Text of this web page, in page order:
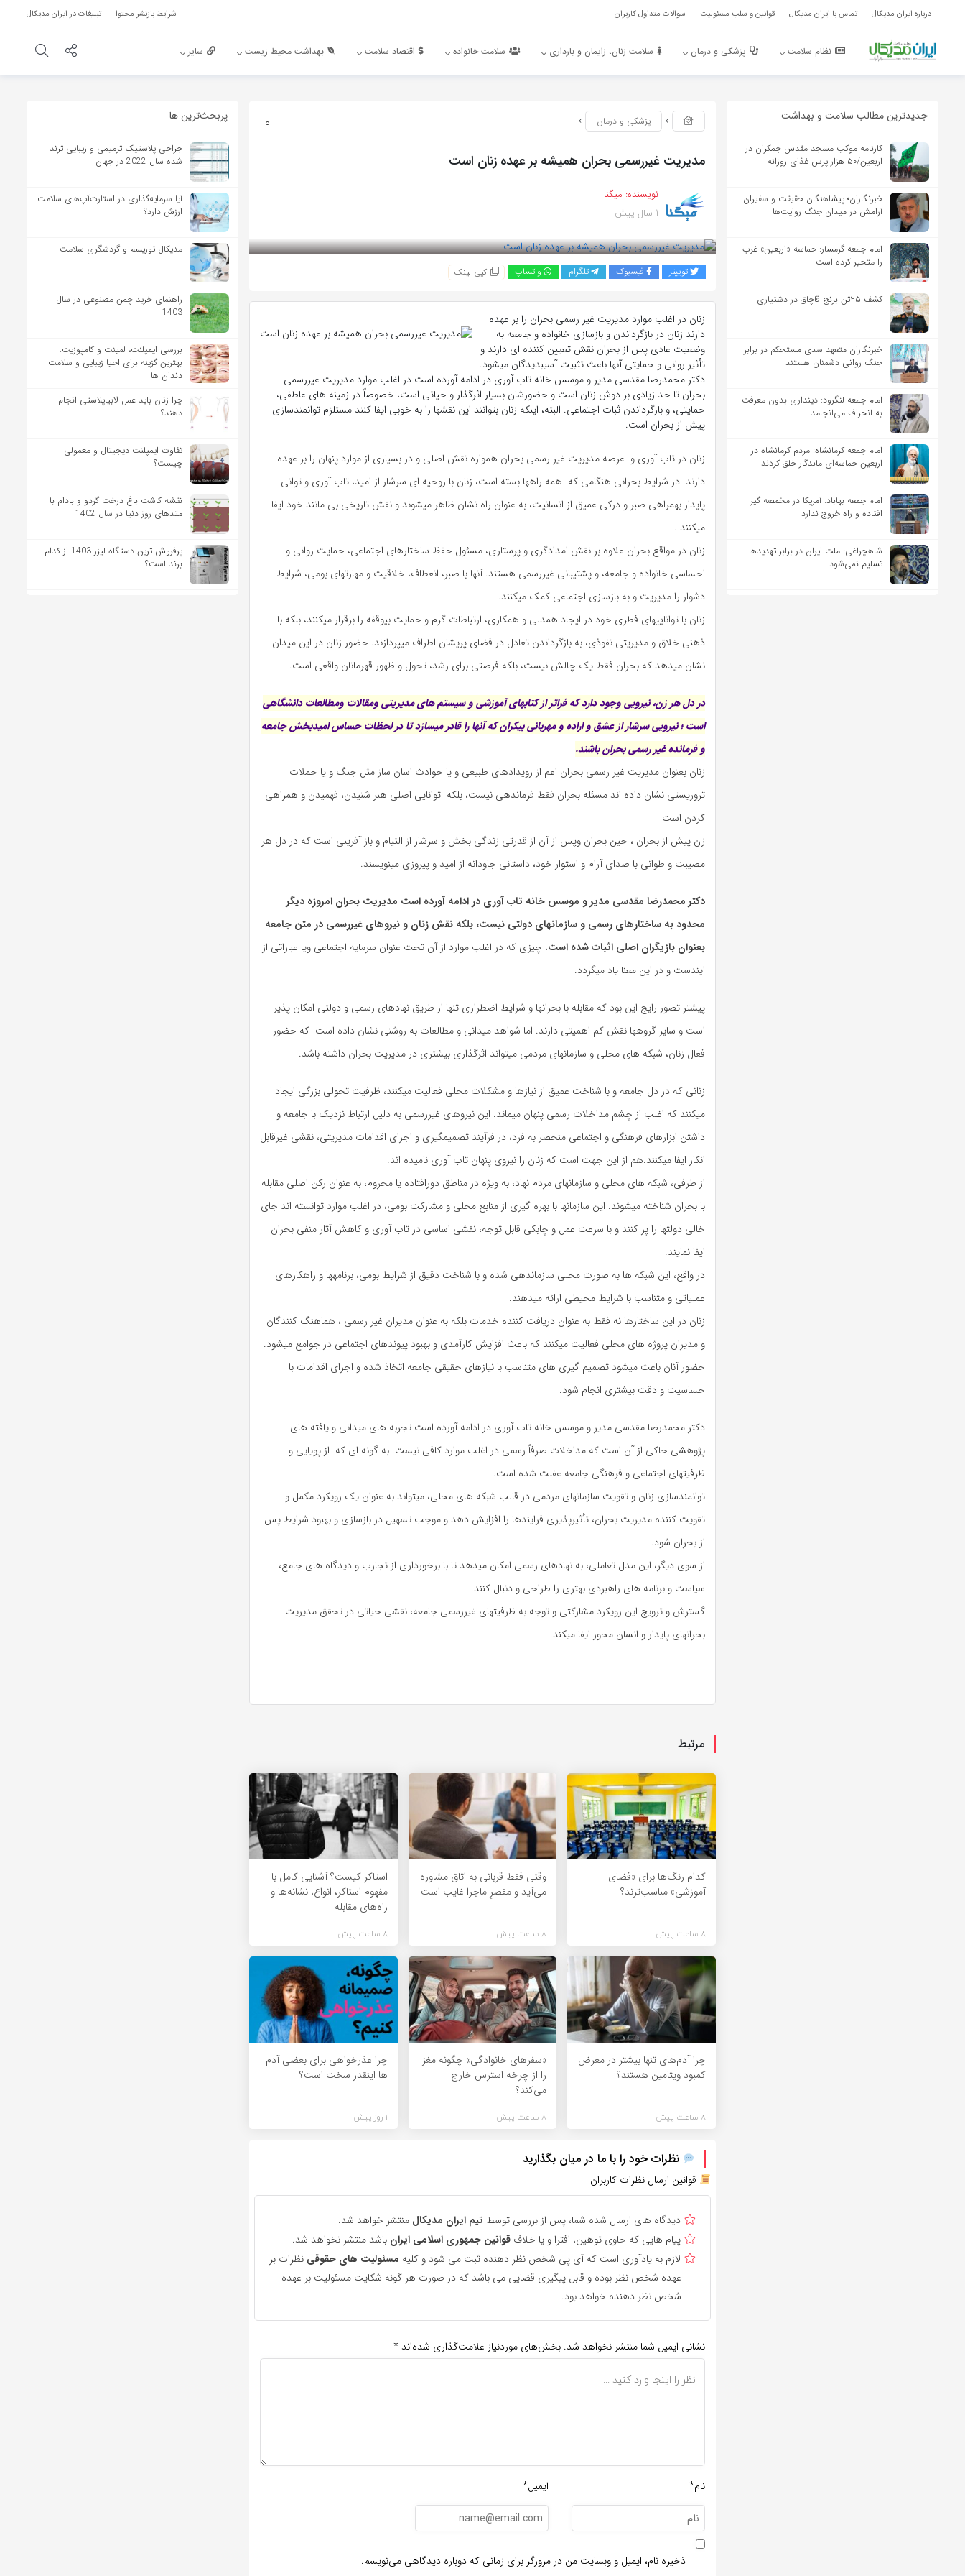
درباره ایران مدیکال تماس با ایران مدیکال قوانین و سلب مسئولیت سوالات متداول کاربران شرایط بازنشر محتوا تبلیغات در ایران مدیکال
نظام سلامت پزشکی و درمان سلامت زنان، زایمان و بارداری سلامت خانواده اقتصاد سلامت بهداشت محیط زیست سایر
جدیدترین مطالب سلامت و بهداشت
کارنامه موکب مسجد مقدس جمکران در
اربعین/۵۰ هزار پرس غذای روزانه
خبرنگاران؛ پیشاهنگان حقیقت و سفیران
آرامش در میدان جنگ روایت‌ها
امام جمعه گرمسار: حماسه «اربعین» غرب
را متحیر کرده است
کشف ۲۵تن برنج قاچاق در دشتیاری
خبرنگاران متعهد سدی مستحکم در برابر
جنگ روانی دشمنان هستند
امام جمعه لنگرود: دینداری بدون معرفت
به انحراف می‌انجامد
امام جمعه کرمانشاه: مردم کرمانشاه در
اربعین حماسه‌ای ماندگار خلق کردند
امام جمعه بهاباد: آمریکا در مخمصه گیر
افتاده و راه خروج ندارد
شاهچراغی: ملت ایران در برابر تهدیدها
تسلیم نمی‌شود
0 پزشکی و درمان
مدیریت غیررسمی بحران همیشه بر عهده زنان است
نویسنده: میگنا
1 سال پیش
توییتر فیسبوک تلگرام واتساپ کپی لینک
زنان در اغلب موارد مدیریت غیر رسمی بحران را بر عهده
دارند زنان در بازگرداندن و بازسازی خانواده و جامعه به
وضعیت عادی پس از بحران نقش تعیین کننده ای دارند و
تأثیر روانی و حمایتی آنها باعث تثبیت آسیبدیدگان میشود.
دکتر محمدرضا مقدسی مدیر و موسس خانه تاب آوری در ادامه آورده است در اغلب موارد مدیریت غیررسمی
بحران تا حد زیادی بر دوش زنان است و حضورشان بسیار اثرگذار و حیاتی است، خصوصاً در زمینه های عاطفی،
حمایتی، و بازگرداندن ثبات اجتماعی. البته، اینکه زنان بتوانند این نقشها را به خوبی ایفا کنند مستلزم توانمندسازی
پیش از بحران است.
زنان در تاب آوری و عرصه مدیریت غیر رسمی بحران همواره نقش اصلی و در بسیاری از موارد پنهان را بر عهده
دارند. در شرایط بحرانی هنگامی که همه راهها بسته است، زنان با روحیه ای سرشار از امید، تاب آوری و توانی
پایدار بهمراهی صبر و درکی عمیق از انسانیت، به عنوان راه نشان ظاهر میشوند و نقش تاریخی بی مانند خود ایفا
میکنند .
زنان در مواقع بحران علاوه بر نقش امدادگری و پرستاری، مسئول حفظ ساختارهای اجتماعی، حمایت روانی و
احساسی خانواده و جامعه، و پشتیبانی غیررسمی هستند. آنها با صبر، انعطاف، خلاقیت و مهارتهای بومی، شرایط
دشوار را مدیریت و به بازسازی اجتماعی کمک میکنند.
زنان با تواناییهای فطری خود در ایجاد همدلی و همکاری، ارتباطات گرم و حمایت بیوقفه را برقرار میکنند، بلکه با
ذهنی خلاق و مدیریتی نفوذی، به بازگرداندن تعادل در فضای پریشان اطراف میپردازند. حضور زنان در این میدان
نشان میدهد که بحران فقط یک چالش نیست، بلکه فرصتی برای رشد، تحول و ظهور قهرمانان واقعی است.
در دل هر زن، نیرویی وجود دارد که فراتر از کتابهای آموزشی و سیستم های مدیریتی ومقالات ومطالعات دانشگاهی
است ؛ نیرویی سرشار از عشق و اراده و مهربانی بیکران که آنها را قادر میسازد تا در لحظات حساس امیدبخش جامعه
و فرمانده غیر رسمی بحران باشند.
زنان بعنوان مدیریت غیر رسمی بحران اعم از رویدادهای طبیعی و یا حوادث اسان ساز مثل جنگ و یا حملات
تروریستی نشان داده اند مسئله بحران فقط فرماندهی نیست، بلکه توانایی اصلی هنر شنیدن، فهمیدن و همراهی
کردن است
زن پیش از بحران ، حین بحران وپس از آن از قدرتی زندگی بخش و سرشار از التیام و باز آفرینی است که در دل هر
مصیبت و طوانی با صدای آرام و استوار خود، داستانی جاودانه از امید و پیروزی مینویسند.
دکتر محمدرضا مقدسی مدیر و موسس خانه تاب آوری در ادامه آورده است مدیریت بحران امروزه دیگر
محدود به ساختارهای رسمی و سازمانهای دولتی نیست، بلکه نقش زنان و نیروهای غیررسمی در متن جامعه
بعنوان بازیگران اصلی اثبات شده است. چیزی که در اغلب موارد از آن تحت عنوان سرمایه اجتماعی ویا عباراتی از
ایندست و در این معنا یاد میگردد.
پیشتر تصور رایج این بود که مقابله با بحرانها و شرایط اضطراری تنها از طریق نهادهای رسمی و دولتی امکان پذیر
است و سایر گروهها نقش کم اهمیتی دارند. اما شواهد میدانی و مطالعات به روشنی نشان داده است که حضور
فعال زنان، شبکه های محلی و سازمانهای مردمی میتواند اثرگذاری بیشتری در مدیریت بحران داشته باشد.
زنانی که در دل جامعه و با شناخت عمیق از نیازها و مشکلات محلی فعالیت میکنند، ظرفیت تحولی بزرگی ایجاد
میکنند که اغلب از چشم مداخلات رسمی پنهان میماند. این نیروهای غیررسمی به دلیل ارتباط نزدیک با جامعه و
داشتن ابزارهای فرهنگی و اجتماعی منحصر به فرد، در فرآیند تصمیمگیری و اجرای اقدامات مدیریتی، نقشی غیرقابل
انکار ایفا میکنند.هم از این جهت است که زنان را نیروی پنهان تاب آوری نامیده اند.
از طرفی، شبکه های محلی و سازمانهای مردم نهاد، به ویژه در مناطق دورافتاده یا محروم، به عنوان رکن اصلی مقابله
با بحران شناخته میشوند. این سازمانها با بهره گیری از منابع محلی و مشارکت بومی، در اغلب موارد توانسته اند جای
خالی دولتها را پر کنند و با سرعت عمل و چابکی قابل توجه، نقشی اساسی در تاب آوری و کاهش آثار منفی بحران
ایفا نمایند.
در واقع، این شبکه ها به صورت محلی سازماندهی شده و با شناخت دقیق از شرایط بومی، برنامهها و راهکارهای
عملیاتی و متناسب با شرایط محیطی ارائه میدهند.
زنان در این ساختارها نه فقط به عنوان دریافت کننده خدمات بلکه به عنوان مدیران غیر رسمی ، هماهنگ کنندگان
و مدیران پروژه های محلی فعالیت میکنند که باعث افزایش کارآمدی و بهبود پیوندهای اجتماعی در جوامع میشود.
حضور آنان باعث میشود تصمیم گیری های متناسب با نیازهای حقیقی جامعه اتخاذ شده و اجرای اقدامات با
حساسیت و دقت بیشتری انجام شود.
دکتر محمدرضا مقدسی مدیر و موسس خانه تاب آوری در ادامه آورده است تجربه های میدانی و یافته های
پژوهشی حاکی از آن است که مداخلات صرفاً رسمی در اغلب موارد کافی نیست. به گونه ای که از پویایی و
ظرفیتهای اجتماعی و فرهنگی جامعه غفلت شده است.
توانمندسازی زنان و تقویت سازمانهای مردمی در قالب شبکه های محلی، میتواند به عنوان یک رویکرد مکمل و
تقویت کننده مدیریت بحران، تأثیرپذیری فرایندها را افزایش دهد و موجب تسهیل در بازسازی و بهبود شرایط پس
از بحران شود.
از سوی دیگر، این مدل تعاملی، به نهادهای رسمی امکان میدهد تا با برخورداری از تجارب و دیدگاه های جامع،
سیاست و برنامه های راهبردی بهتری را طراحی و دنبال کنند.
گسترش و ترویج این رویکرد مشارکتی و توجه به ظرفیتهای غیررسمی جامعه، نقشی حیاتی در تحقق مدیریت
بحرانهای پایدار و انسان محور ایفا میکند.
مرتبط
کدام رنگ‌ها برای «فضای
آموزشی» مناسب‌ترند؟
8 ساعت پیش
وقتی فقط قربانی به اتاق مشاوره
می‌آید و مقصرِ ماجرا غایب است
8 ساعت پیش
استاکر کیست؟ آشنایی کامل با
مفهوم استاکر، انواع، نشانه‌ها و
راه‌های مقابله
8 ساعت پیش
چرا آدم‌های تنها بیشتر در معرض
کمبود ویتامین هستند؟
8 ساعت پیش
«سفرهای خانوادگی» چگونه مغز
را از چرخه استرس خارج
می‌کند؟
8 ساعت پیش
چرا عذرخواهی برای بعضی آدم
ها اینقدر سخت است؟
1 روز پیش
نظرات خود را با ما در میان بگذارید
قوانین ارسال نظرات کاربران
دیدگاه های ارسال شده شما، پس از بررسی توسط تیم ایران مدیکال منتشر خواهد شد.
پیام هایی که حاوی توهین، افترا و یا خلاف قوانین جمهوری اسلامی ایران باشد منتشر نخواهد شد.
لازم به یادآوری است که آی پی شخص نظر دهنده ثبت می شود و کلیه مسئولیت های حقوقی نظرات بر
عهده شخص نظر بوده و قابل پیگیری قضایی می باشد که در صورت هر گونه شکایت مسئولیت بر عهده
شخص نظر دهنده خواهد بود.
نشانی ایمیل شما منتشر نخواهد شد. بخش‌های موردنیاز علامت‌گذاری شده‌اند *
نام* ایمیل*
ذخیره نام، ایمیل و وبسایت من در مرورگر برای زمانی که دوباره دیدگاهی می‌نویسم.
پربحث‌‌ترین ها
جراحی پلاستیک ترمیمی و زیبایی ترند
شده سال 2022 در جهان
آیا سرمایه‌گذاری در استارت‌آپ‌های سلامت
ارزش دارد؟
مدیکال توریسم و گردشگری سلامت
راهنمای خرید چمن مصنوعی در سال
1403
بررسی ایمپلنت، لمینت و کامپوزیت:
بهترین گزینه برای احیا زیبایی و سلامت
دندان ها
چرا زنان باید عمل لابیاپلاستی انجام
دهند؟
تفاوت ایمپلنت دیجیتال و معمولی
چیست؟
نقشه کاشت باغ درخت گردو و بادام با
متدهای روز دنیا در سال 1402
پرفروش ترین دستگاه لیزر 1403 از کدام
برند است؟